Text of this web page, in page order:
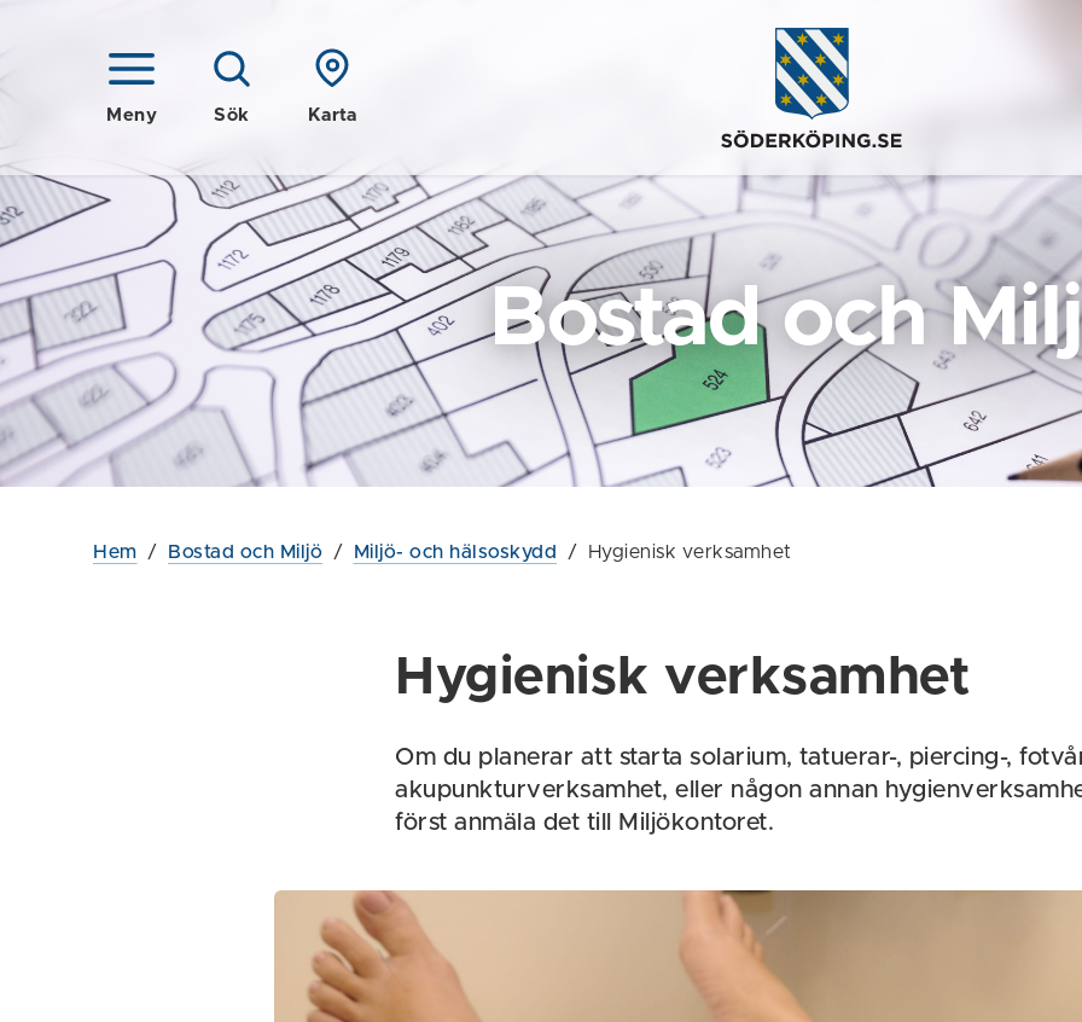
Meny Sök Karta
Bostad och
Hem / Bostad och Miljö / Miljö- och hälsoskydd / Hygienisk verksamhet
Hygienisk verksamhet
Om du planerar att starta solarium, tatuerar-, piercing-,
akupunkturverksamhet, eller någon annan
först anmäla det till Miljökontoret.